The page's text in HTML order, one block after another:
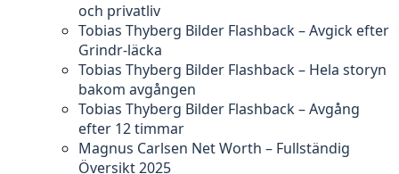
och privatliv
Tobias Thyberg Bilder Flashback – Avgick efter
Grindr-läcka
Tobias Thyberg Bilder Flashback – Hela storyn
bakom avgången
Tobias Thyberg Bilder Flashback – Avgång
efter 12 timmar
Magnus Carlsen Net Worth – Fullständig
Översikt 2025